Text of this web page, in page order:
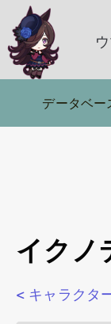
データベー
イクノ
< キャラクタ